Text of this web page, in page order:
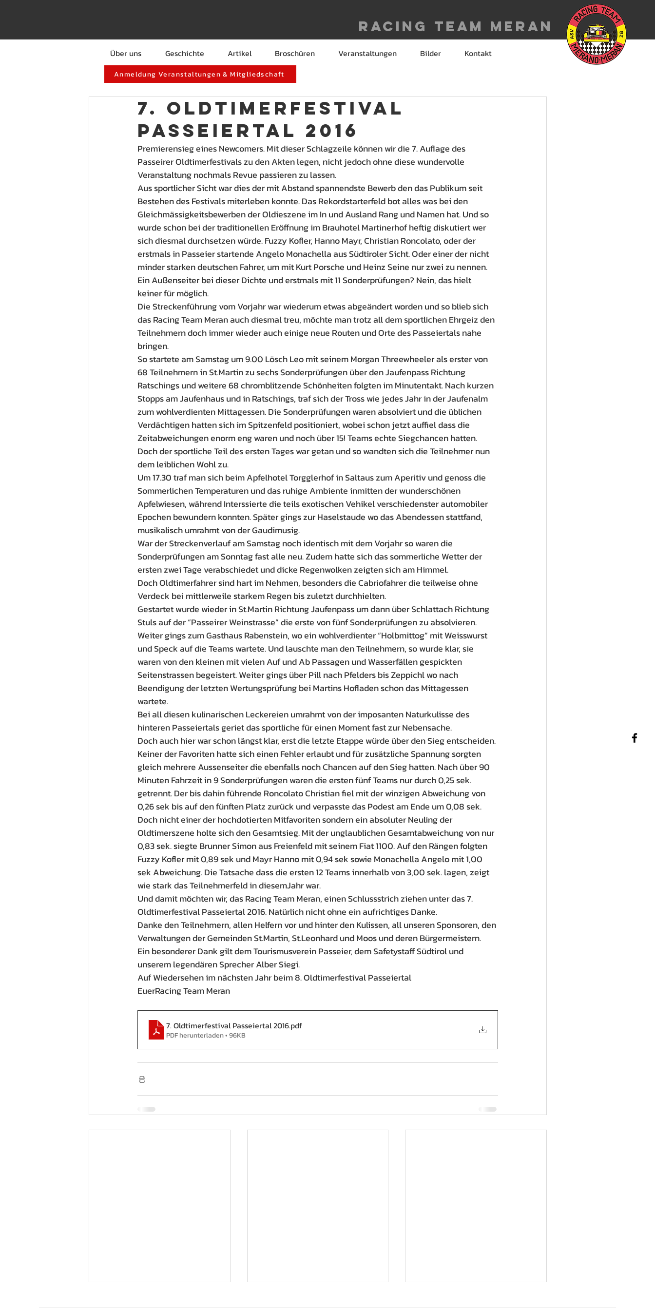
Racing Team meran
Über uns Geschichte Artikel Broschüren Veranstaltungen Bilder Kontakt
Anmeldung Veranstaltungen & Mitgliedschaft
7. Oldtimerfestival
Passeiertal 2016
Premierensieg eines Newcomers. Mit dieser Schlagzeile können wir die 7. Auflage des
Passeirer Oldtimerfestivals zu den Akten legen, nicht jedoch ohne diese wundervolle
Veranstaltung nochmals Revue passieren zu lassen.
Aus sportlicher Sicht war dies der mit Abstand spannendste Bewerb den das Publikum seit
Bestehen des Festivals miterleben konnte. Das Rekordstarterfeld bot alles was bei den
Gleichmässigkeitsbewerben der Oldieszene im In und Ausland Rang und Namen hat. Und so
wurde schon bei der traditionellen Eröffnung im Brauhotel Martinerhof heftig diskutiert wer
sich diesmal durchsetzen würde. Fuzzy Kofler, Hanno Mayr, Christian Roncolato, oder der
erstmals in Passeier startende Angelo Monachella aus Südtiroler Sicht. Oder einer der nicht
minder starken deutschen Fahrer, um mit Kurt Porsche und Heinz Seine nur zwei zu nennen.
Ein Außenseiter bei dieser Dichte und erstmals mit 11 Sonderprüfungen? Nein, das hielt
keiner für möglich.
Die Streckenführung vom Vorjahr war wiederum etwas abgeändert worden und so blieb sich
das Racing Team Meran auch diesmal treu, möchte man trotz all dem sportlichen Ehrgeiz den
Teilnehmern doch immer wieder auch einige neue Routen und Orte des Passeiertals nahe
bringen.
So startete am Samstag um 9.00 Lösch Leo mit seinem Morgan Threewheeler als erster von
68 Teilnehmern in St.Martin zu sechs Sonderprüfungen über den Jaufenpass Richtung
Ratschings und weitere 68 chromblitzende Schönheiten folgten im Minutentakt. Nach kurzen
Stopps am Jaufenhaus und in Ratschings, traf sich der Tross wie jedes Jahr in der Jaufenalm
zum wohlverdienten Mittagessen. Die Sonderprüfungen waren absolviert und die üblichen
Verdächtigen hatten sich im Spitzenfeld positioniert, wobei schon jetzt auffiel dass die
Zeitabweichungen enorm eng waren und noch über 15! Teams echte Siegchancen hatten.
Doch der sportliche Teil des ersten Tages war getan und so wandten sich die Teilnehmer nun
dem leiblichen Wohl zu.
Um 17.30 traf man sich beim Apfelhotel Torgglerhof in Saltaus zum Aperitiv und genoss die
Sommerlichen Temperaturen und das ruhige Ambiente inmitten der wunderschönen
Apfelwiesen, während Interssierte die teils exotischen Vehikel verschiedenster automobiler
Epochen bewundern konnten. Später gings zur Haselstaude wo das Abendessen stattfand,
musikalisch umrahmt von der Gaudimusig.
War der Streckenverlauf am Samstag noch identisch mit dem Vorjahr so waren die
Sonderprüfungen am Sonntag fast alle neu. Zudem hatte sich das sommerliche Wetter der
ersten zwei Tage verabschiedet und dicke Regenwolken zeigten sich am Himmel.
Doch Oldtimerfahrer sind hart im Nehmen, besonders die Cabriofahrer die teilweise ohne
Verdeck bei mittlerweile starkem Regen bis zuletzt durchhielten.
Gestartet wurde wieder in St.Martin Richtung Jaufenpass um dann über Schlattach Richtung
Stuls auf der “Passeirer Weinstrasse” die erste von fünf Sonderprüfungen zu absolvieren.
Weiter gings zum Gasthaus Rabenstein, wo ein wohlverdienter “Holbmittog” mit Weisswurst
und Speck auf die Teams wartete. Und lauschte man den Teilnehmern, so wurde klar, sie
waren von den kleinen mit vielen Auf und Ab Passagen und Wasserfällen gespickten
Seitenstrassen begeistert. Weiter gings über Pill nach Pfelders bis Zeppichl wo nach
Beendigung der letzten Wertungsprüfung bei Martins Hofladen schon das Mittagessen
wartete.
Bei all diesen kulinarischen Leckereien umrahmt von der imposanten Naturkulisse des
hinteren Passeiertals geriet das sportliche für einen Moment fast zur Nebensache.
Doch auch hier war schon längst klar, erst die letzte Etappe würde über den Sieg entscheiden.
Keiner der Favoriten hatte sich einen Fehler erlaubt und für zusätzliche Spannung sorgten
gleich mehrere Aussenseiter die ebenfalls noch Chancen auf den Sieg hatten. Nach über 90
Minuten Fahrzeit in 9 Sonderprüfungen waren die ersten fünf Teams nur durch 0,25 sek.
getrennt. Der bis dahin führende Roncolato Christian fiel mit der winzigen Abweichung von
0,26 sek bis auf den fünften Platz zurück und verpasste das Podest am Ende um 0,08 sek.
Doch nicht einer der hochdotierten Mitfavoriten sondern ein absoluter Neuling der
Oldtimerszene holte sich den Gesamtsieg. Mit der unglaublichen Gesamtabweichung von nur
0,83 sek. siegte Brunner Simon aus Freienfeld mit seinem Fiat 1100. Auf den Rängen folgten
Fuzzy Kofler mit 0,89 sek und Mayr Hanno mit 0,94 sek sowie Monachella Angelo mit 1,00
sek Abweichung. Die Tatsache dass die ersten 12 Teams innerhalb von 3,00 sek. lagen, zeigt
wie stark das Teilnehmerfeld in diesemJahr war.
Und damit möchten wir, das Racing Team Meran, einen Schlussstrich ziehen unter das 7.
Oldtimerfestival Passeiertal 2016. Natürlich nicht ohne ein aufrichtiges Danke.
Danke den Teilnehmern, allen Helfern vor und hinter den Kulissen, all unseren Sponsoren, den
Verwaltungen der Gemeinden St.Martin, St.Leonhard und Moos und deren Bürgermeistern.
Ein besonderer Dank gilt dem Tourismusverein Passeier, dem Safetystaff Südtirol und
unserem legendären Sprecher Alber Siegi.
Auf Wiedersehen im nächsten Jahr beim 8. Oldtimerfestival Passeiertal
EuerRacing Team Meran
7. Oldtimerfestival Passeiertal 2016.pdf
PDF herunterladen • 96KB